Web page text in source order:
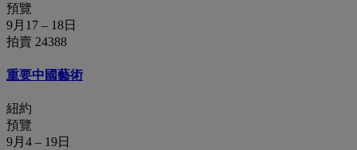
預覽
9月17 – 18日
拍賣 24388
重要中國藝術
紐約
預覽
9月4 – 19日